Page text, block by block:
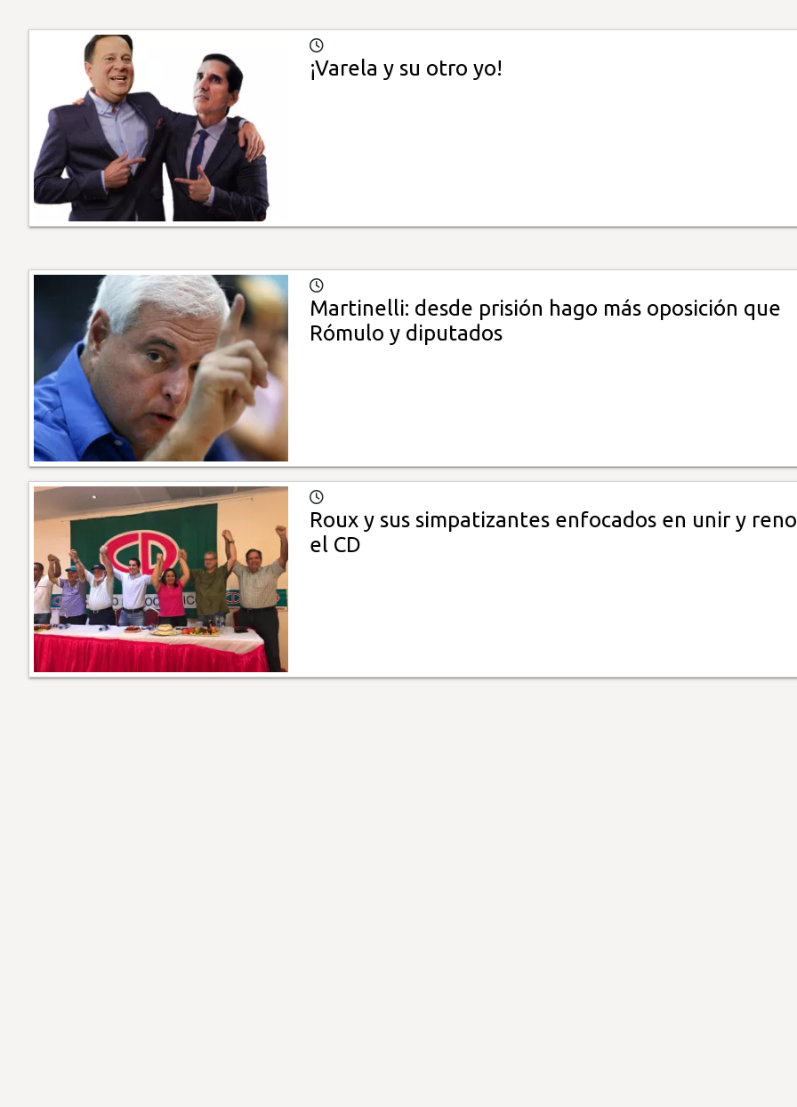
¡Varela y su otro yo!
Martinelli: desde prisión hago más oposición que
Rómulo y diputados
Roux y sus simpatizantes enfocados en unir y
el CD